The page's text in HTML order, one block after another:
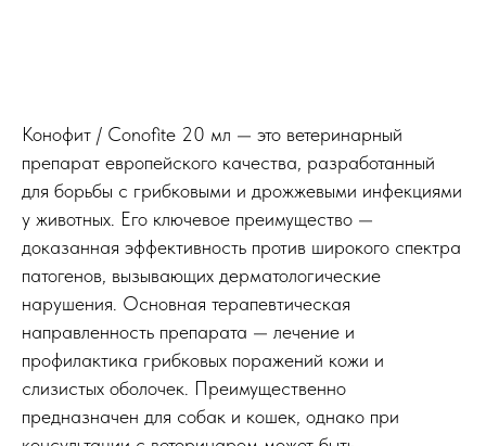
Конофит / Conofite 20 мл — это ветеринарный
препарат европейского качества, разработанный
для борьбы с грибковыми и дрожжевыми инфекциями
у животных. Его ключевое преимущество —
доказанная эффективность против широкого спектра
патогенов, вызывающих дерматологические
нарушения. Основная терапевтическая
направленность препарата — лечение и
профилактика грибковых поражений кожи и
слизистых оболочек. Преимущественно
предназначен для собак и кошек, однако при